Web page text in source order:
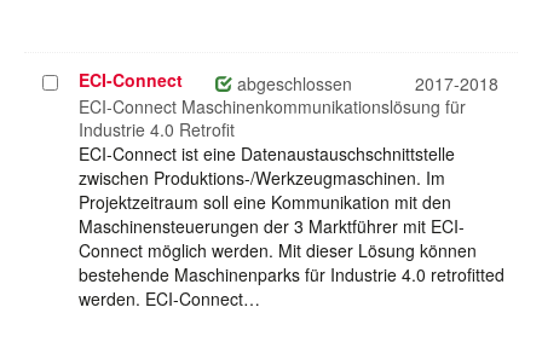
Projekt
auswählen
ECI-Connect abgeschlossen
2017-2018
ECI-Connect Maschinenkommunikationslösung für
Industrie 4.0 Retrofit
ECI-Connect ist eine Datenaustauschschnittstelle
zwischen Produktions-/Werkzeugmaschinen. Im
Projektzeitraum soll eine Kommunikation mit den
Maschinensteuerungen der 3 Marktführer mit ECI-
Connect möglich werden. Mit dieser Lösung können
bestehende Maschinenparks für Industrie 4.0 retrofitted
werden. ECI-Connect…